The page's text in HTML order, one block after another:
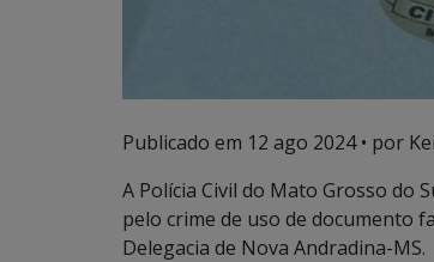
Publicado em 12 ago 2024• por
A Polícia Civil do Mato Grosso do
pelo crime de uso de documento
Delegacia de Nova Andradina-MS.